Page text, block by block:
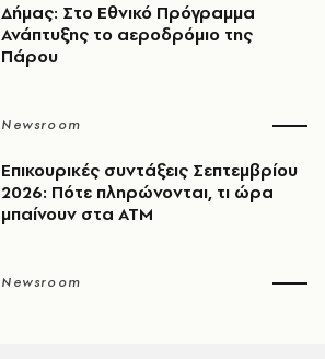
Δήμας: Στο Εθνικό Πρόγραμμα
Ανάπτυξης το αεροδρόμιο της
Πάρου
Newsroom
Επικουρικές συντάξεις Σεπτεμβρίου
2026: Πότε πληρώνονται, τι ώρα
μπαίνουν στα ΑΤΜ
Newsroom